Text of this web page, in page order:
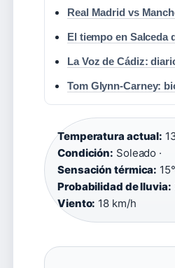
Real Madrid vs
El tiempo en Salceda
La Voz de Cádiz:
Tom Glynn-Carney:
Temperatura actual:
Condición: Soleado ·
Sensación térmica:
Probabilidad de lluvia:
Viento: 18 km/h